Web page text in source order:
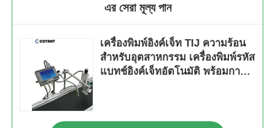
এর সেরা মূল্য পান
เครื่องพิมพ์อิงค์เจ็ท TIJ ความร้อน
สำหรับอุตสาหกรรม เครื่องพิมพ์รหัส
แบทช์อิงค์เจ็ทอัตโนมัติ พร้อมการ